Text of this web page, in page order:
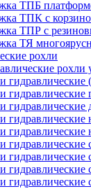
ТПБ
ТПК с
ТПР с
ТЯ
рохли
рохли
гидравлические
гидравлические
гидравлические
гидравлические
гидравлические
гидравлические